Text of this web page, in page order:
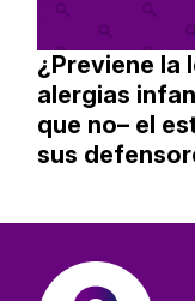
¿Previene la
alergias
que no– el
sus